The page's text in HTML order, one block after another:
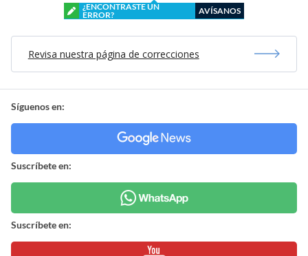
¿ENCONTRASTE UN
ERROR?
AVÍSANOS
Revisa nuestra página de correcciones
Síguenos en:
Suscríbete en:
Suscríbete en: